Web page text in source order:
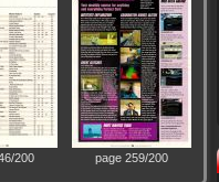
200 page 259/200